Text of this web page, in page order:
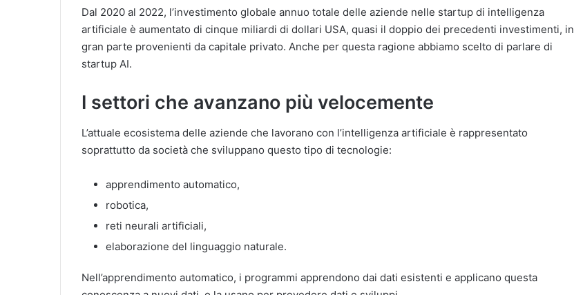
Dal 2020 al 2022, l’investimento globale annuo totale delle aziende nelle startup di intelligenza
artificiale è aumentato di cinque miliardi di dollari USA, quasi il doppio dei precedenti investimenti, in
gran parte provenienti da capitale privato. Anche per questa ragione abbiamo scelto di parlare di
startup AI.
I settori che avanzano più velocemente
L’attuale ecosistema delle aziende che lavorano con l’intelligenza artificiale è rappresentato
soprattutto da società che sviluppano questo tipo di tecnologie:
apprendimento automatico,
robotica,
reti neurali artificiali,
elaborazione del linguaggio naturale.
Nell’apprendimento automatico, i programmi apprendono dai dati esistenti e applicano questa